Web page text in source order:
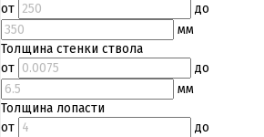
от
до
мм
Толщина стенки ствола
от
до
мм
Толщина лопасти
от
до